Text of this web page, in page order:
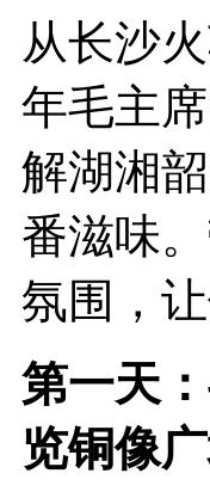
从长沙
年毛主
解湖湘
番滋味
氛围，
第一天
览铜像